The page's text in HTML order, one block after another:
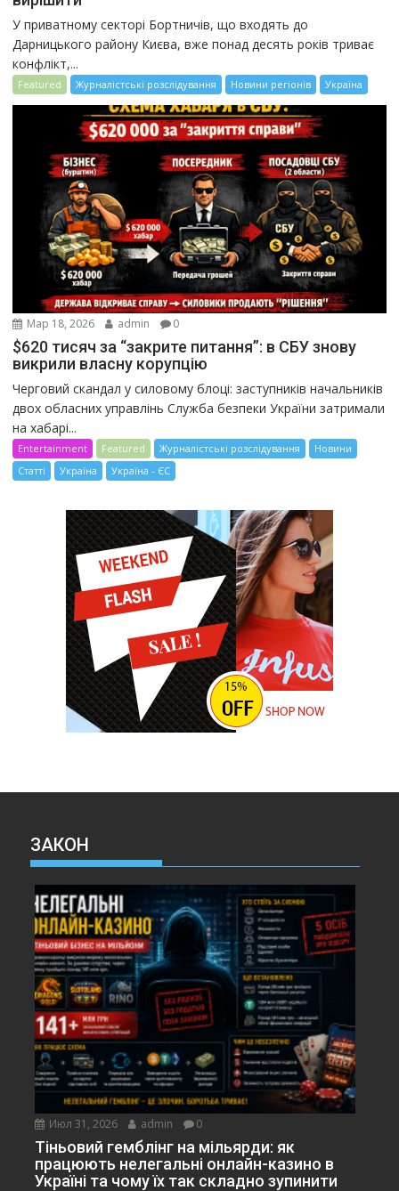
У приватному секторі Бортничів, що входять до
Дарницького району Києва, вже понад десять років триває
конфлікт,...
Featured Журналістські розслідування Новини регіонів Україна
Мар 18, 2026 admin 0
$620 тисяч за “закрите питання”: в СБУ знову
викрили власну корупцію
Черговий скандал у силовому блоці: заступників начальників
двох обласних управлінь Служба безпеки України затримали
на хабарі...
Entertainment Featured Журналістські розслідування
Новини
Статті
Україна Україна - ЄС
ЗАКОН
Июл 31, 2026 admin 0
Тіньовий гемблінг на мільярди: як
працюють нелегальні онлайн-казино в
Україні та чому їх так складно зупинити